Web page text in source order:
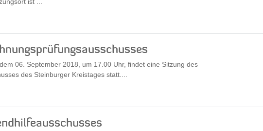
06. September 2018, um 17.00 Uhr, findet eine Sitzung des
des Steinburger Kreistages statt....